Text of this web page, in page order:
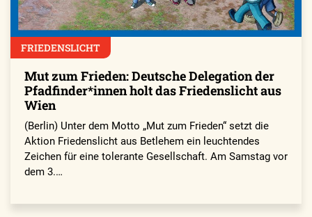
FRIEDENSLICHT
Mut zum Frieden: Deutsche Delegation der
Pfadfinder*innen holt das Friedenslicht aus
Wien
(Berlin) Unter dem Motto „Mut zum Frieden“ setzt die
Aktion Friedenslicht aus Betlehem ein leuchtendes
Zeichen für eine tolerante Gesellschaft. Am Samstag vor
dem 3.…